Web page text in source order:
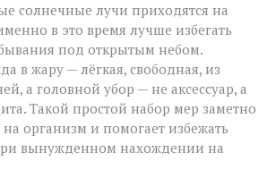
солнечные лучи приходятся на
в это время лучше избегать
под открытым небом.
в жару — лёгкая, свободная, из
а головной убор — не аксессуар, а
Такой простой набор мер заметно
на организм и помогает избежать
вынужденном нахождении на